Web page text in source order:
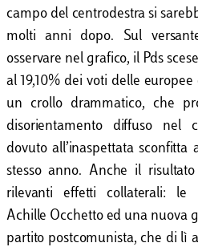
campo del centrodestra si
molti anni dopo. Sul
osservare nel grafico, il Pds
al 19,10% dei voti delle
un crollo drammatico, che
disorientamento diffuso nel
dovuto all’inaspettata
stesso anno. Anche il
rilevanti effetti collaterali: le
Achille Occhetto ed una nuova
partito postcomunista, che di lì